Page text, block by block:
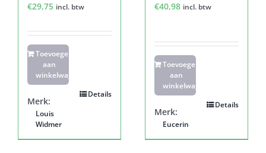
€29,75 incl. btw
Toevoegen
aan
winkelwagen
Details
Merk:
Louis
Widmer
€40,98 incl. btw
Toevoegen
aan
winkelwagen
Details
Merk:
Eucerin